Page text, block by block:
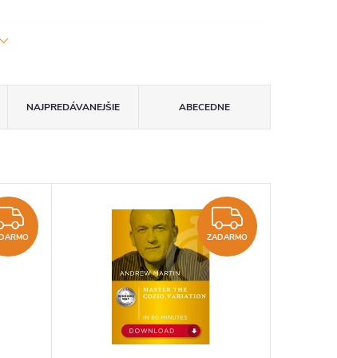
NAJPREDÁVANEJŠIE ABECEDNE
ZADARMO
ZADARMO